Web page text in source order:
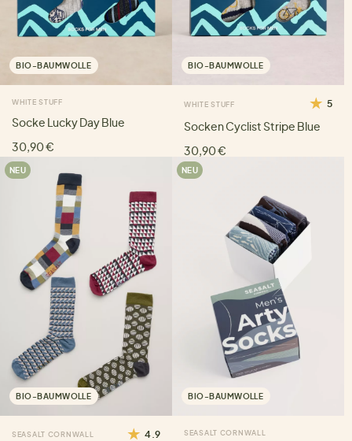
BIO-BAUMWOLLE
WHITE STUFF
Socke Lucky Day Blue
30,90 €
BIO-BAUMWOLLE
WHITE STUFF 5
Socken Cyclist Stripe Blue
30,90 €
NEU
BIO-BAUMWOLLE
SEASALT CORNWALL 4.9
NEU
BIO-BAUMWOLLE
SEASALT CORNWALL